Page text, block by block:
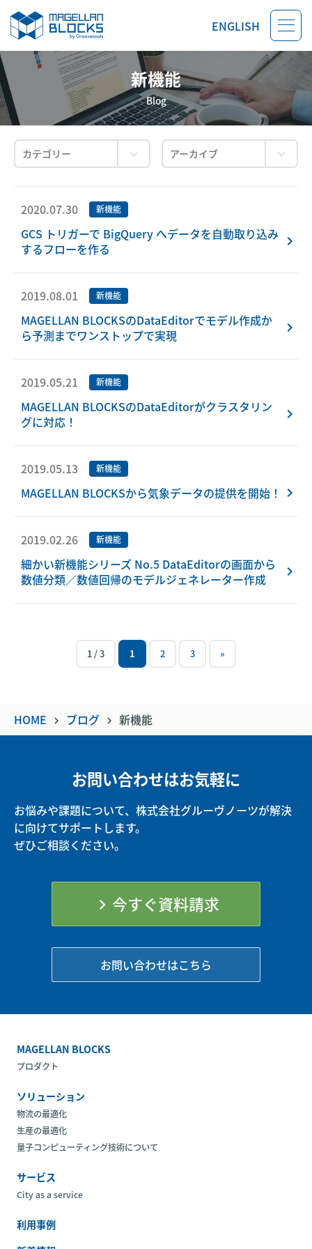
ENGLISH
新機能
Blog
2020.07.30 新機能
GCS トリガーで BigQuery へデータを自動取り込み
するフローを作る
2019.08.01 新機能
MAGELLAN BLOCKSのDataEditorでモデル作成か
ら予測までワンストップで実現
2019.05.21 新機能
MAGELLAN BLOCKSのDataEditorがクラスタリン
グに対応！
2019.05.13 新機能
MAGELLAN BLOCKSから気象データの提供を開始！
2019.02.26 新機能
細かい新機能シリーズ No.5 DataEditorの画面から
数値分類／数値回帰のモデルジェネレーター作成
1 / 3 1 2 3 »
HOME keyboard_arrow_right ブログ keyboard_arrow_right 新機能
お問い合わせはお気軽に
お悩みや課題について、株式会社グルーヴノーツが解決
に向けてサポートします。
ぜひご相談ください。
chevron_right 今すぐ資料請求
お問い合わせはこちら
MAGELLAN BLOCKS
プロダクト
ソリューション
物流の最適化
生産の最適化
量子コンピューティング技術について
サービス
City as a service
利用事例